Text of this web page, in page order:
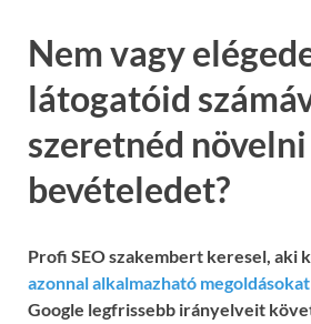
Nem vagy
látogatóid
szeretnéd növelni
bevételedet?
Profi SEO szakembert keresel, aki
azonnal alkalmazható megoldásokat
Google legfrissebb irányelveit